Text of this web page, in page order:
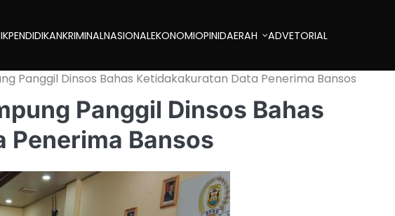
PENDIDIKANKRIMINALNASIONALEKONOMIOPINIDAERAH ADVETORIAL
Panggil Dinsos Bahas Ketidakakuratan Data Penerima Bansos
Panggil Dinsos Bahas
Penerima Bansos